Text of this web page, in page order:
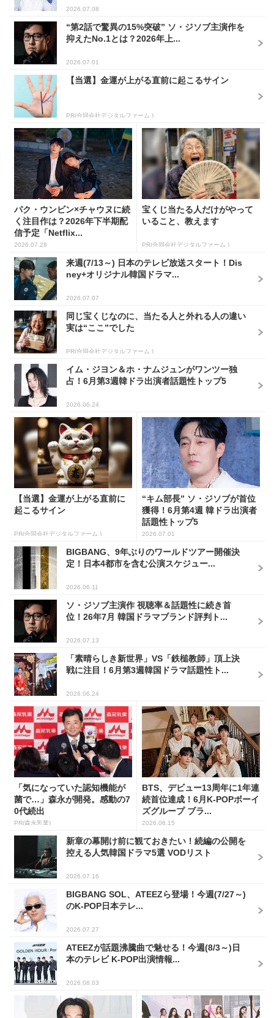
2026.07.08
“第2話で驚異の15%突破” ソ・ジソブ主演作を
抑えたNo.1とは？2026年上...
2026.07.01
【当選】金運が上がる直前に起こるサイン
PR(合同会社デジタルファーム )
パク・ウンビン×チャウヌに続
く注目作は？2026年下半期配
信予定「Netflix...
2026.07.28
宝くじ当たる人だけがやって
いること、教えます
PR(合同会社デジタルファーム )
来週(7/13～) 日本のテレビ放送スタート！Dis
ney+オリジナル韓国ドラマ...
2026.07.07
同じ宝くじなのに、当たる人と外れる人の違い
実は“ここ”でした
PR(合同会社デジタルファーム )
イム・ジヨン＆ホ・ナムジュンがワンツー独
占！6月第3週韓ドラ出演者話題性トップ5
2026.06.24
【当選】金運が上がる直前に
起こるサイン
PR(合同会社デジタルファーム )
“キム部長” ソ・ジソブが首位
獲得！6月第4週 韓ドラ出演者
話題性トップ5
2026.07.01
BIGBANG、9年ぶりのワールドツアー開催決
定！日本4都市を含む公演スケジュー...
2026.06.11
ソ・ジソブ主演作 視聴率＆話題性に続き首
位！26年7月 韓国ドラマブランド評判ト...
2026.07.13
「素晴らしき新世界」VS「鉄槌教師」頂上決
戦に注目！6月第3週韓国ドラマ話題性ト...
2026.06.24
「気になっていた認知機能が
菌で…」森永が開発。感動の7
0代続出
PR(森永乳業)
BTS、デビュー13周年に1年連
続首位達成！6月K-POPボーイ
ズグループ ブラ...
2026.06.15
新章の幕開け前に観ておきたい！続編の公開を
控える人気韓国ドラマ5選 VODリスト
2026.07.16
BIGBANG SOL、ATEEZら登場！今週(7/27～)
のK-POP日本テレ...
2026.07.27
ATEEZが話題沸騰曲で魅せる！今週(8/3～)日
本のテレビ K-POP出演情報...
2026.08.03